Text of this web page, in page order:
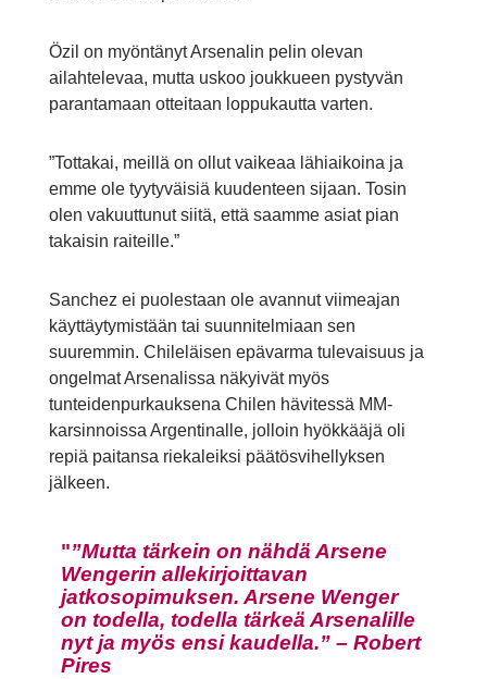
Özil on myöntänyt Arsenalin pelin olevan
ailahtelevaa, mutta uskoo joukkueen pystyvän
parantamaan otteitaan loppukautta varten.
”Tottakai, meillä on ollut vaikeaa lähiaikoina ja
emme ole tyytyväisiä kuudenteen sijaan. Tosin
olen vakuuttunut siitä, että saamme asiat pian
takaisin raiteille.”
Sanchez ei puolestaan ole avannut viimeajan
käyttäytymistään tai suunnitelmiaan sen
suuremmin. Chileläisen epävarma tulevaisuus ja
ongelmat Arsenalissa näkyivät myös
tunteidenpurkauksena Chilen hävitessä MM-
karsinnoissa Argentinalle, jolloin hyökkääjä oli
repiä paitansa riekaleiksi päätösvihellyksen
jälkeen.
”Mutta tärkein on nähdä Arsene
Wengerin allekirjoittavan
jatkosopimuksen. Arsene Wenger
on todella, todella tärkeä Arsenalille
nyt ja myös ensi kaudella.” – Robert
Pires